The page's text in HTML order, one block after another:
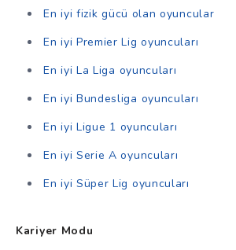
En iyi fizik gücü olan oyuncular
En iyi Premier Lig oyuncuları
En iyi La Liga oyuncuları
En iyi Bundesliga oyuncuları
En iyi Ligue 1 oyuncuları
En iyi Serie A oyuncuları
En iyi Süper Lig oyuncuları
Kariyer Modu